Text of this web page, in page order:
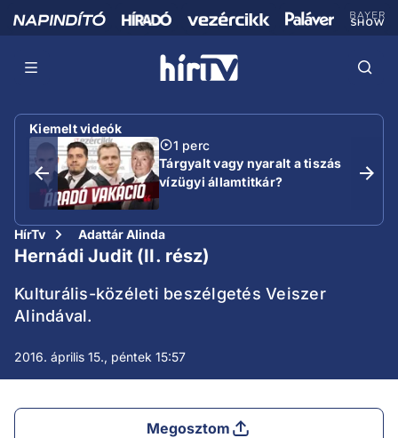
Kiemelt videók
1 perc
Tárgyalt vagy nyaralt a tiszás
vízügyi államtitkár?
HírTv Adattár Alinda
Hernádi Judit (II. rész)
Kulturális-közéleti beszélgetés Veiszer
Alindával.
2016. április 15., péntek 15:57
Megosztom